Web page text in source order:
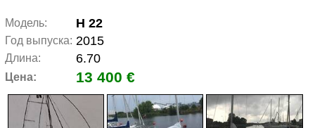
Модель: H 22
Год выпуска: 2015
Длина: 6.70
Цена: 13 400 €